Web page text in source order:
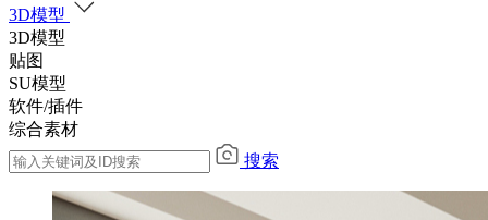
3D模型
3D模型
贴图
SU模型
软件/插件
综合素材
搜索